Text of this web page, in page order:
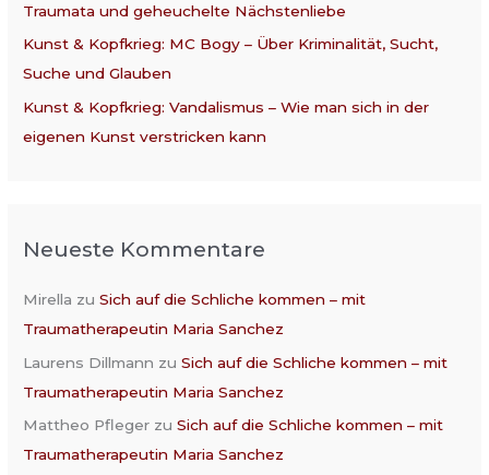
Traumata und geheuchelte Nächstenliebe
Kunst & Kopfkrieg: MC Bogy – Über Kriminalität, Sucht,
Suche und Glauben
Kunst & Kopfkrieg: Vandalismus – Wie man sich in der
eigenen Kunst verstricken kann
Neueste Kommentare
Mirella zuSich auf die Schliche kommen – mit
Traumatherapeutin Maria Sanchez
Laurens Dillmann zuSich auf die Schliche kommen – mit
Traumatherapeutin Maria Sanchez
Mattheo Pfleger zuSich auf die Schliche kommen – mit
Traumatherapeutin Maria Sanchez